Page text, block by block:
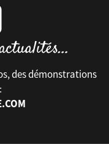
des démonstrations